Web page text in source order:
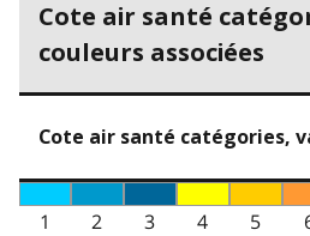
Cote air santé
couleurs associées
Cote air santé catégories,
1 2 3 4 5